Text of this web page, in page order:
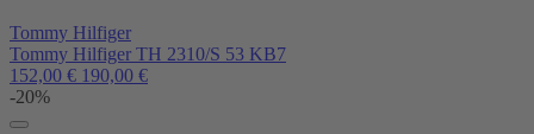
Tommy Hilfiger
Tommy Hilfiger TH 2310/S 53 KB7
152,00 € 190,00 €
-20%